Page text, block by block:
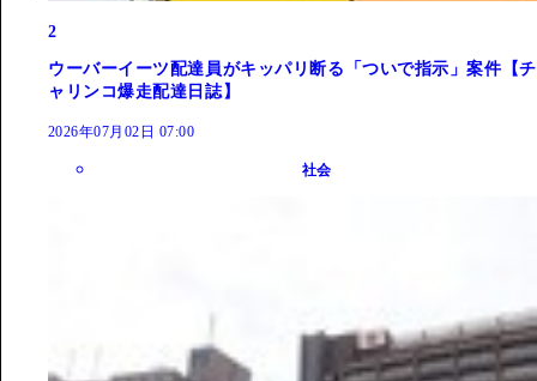
2
ウーバーイーツ配達員がキッパリ断る「ついで指示」案件【チ
ャリンコ爆走配達日誌】
2026年07月02日 07:00
社会